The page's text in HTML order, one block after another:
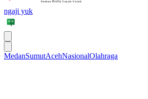
ngaji yuk
MedanSumutAcehNasionalOlahraga